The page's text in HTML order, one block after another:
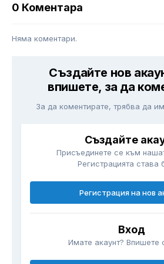
0 Коментара
Няма коментари.
Създайте нов
впишете, за да
За да коментирате, трябва да
Създайте
Присъединете се към
Регистрацията става
Регистрация на нов
Вход
Имате акаунт? Впишете